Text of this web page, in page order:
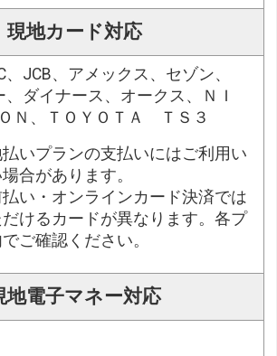
現地カード対応
、JCB、アメックス、セゾン、
、ダイナース、オークス、ＮＩ
Ｎ、ＴＯＹＯＴＡ ＴＳ３
いプランの支払いにはご利用い
合があります。
い・オンラインカード決済では
けるカードが異なります。各プ
ご確認ください。
地電子マネー対応